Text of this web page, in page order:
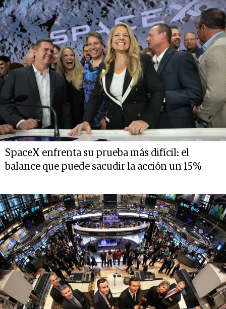
SpaceX enfrenta su prueba más difícil: el
balance que puede sacudir la acción un 15%